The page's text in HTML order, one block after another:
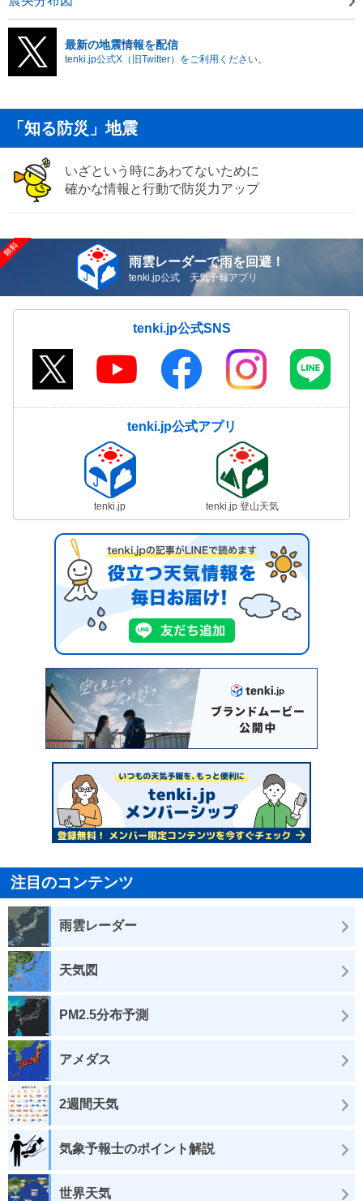
最新の地震情報を配信
tenki.jp公式X（旧Twitter）をご利用ください。
「知る防災」地震
いざという時にあわてないために
確かな情報と行動で防災力アップ
雨雲レーダーで雨を回避！
tenki.jp公式 天気予報アプリ
tenki.jp公式SNS
tenki.jp公式アプリ
tenki.jp tenki.jp 登山天気
注目のコンテンツ
雨雲レーダー
天気図
PM2.5分布予測
アメダス
2週間天気
気象予報士のポイント解説
世界天気